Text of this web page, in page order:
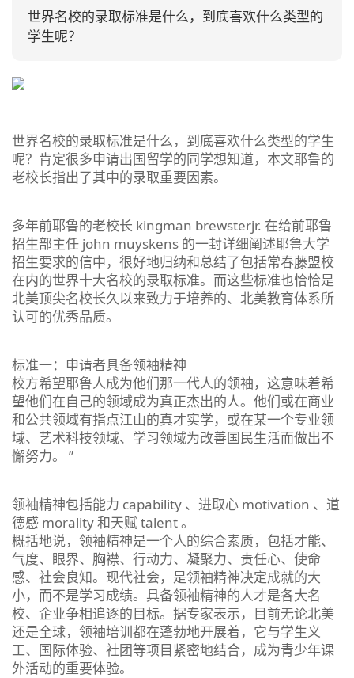
世界名校的录取标准是什么，到底喜欢什么类型的
学生呢？
世界名校的录取标准是什么，到底喜欢什么类型的学生
呢？肯定很多申请出国留学的同学想知道，本文耶鲁的
老校长指出了其中的录取重要因素。
多年前耶鲁的老校长 kingman brewsterjr. 在给前耶鲁
招生部主任 john muyskens 的一封详细阐述耶鲁大学
招生要求的信中，很好地归纳和总结了包括常春藤盟校
在内的世界十大名校的录取标准。而这些标准也恰恰是
北美顶尖名校长久以来致力于培养的、北美教育体系所
认可的优秀品质。
标准一：申请者具备领袖精神
校方希望耶鲁人成为他们那一代人的领袖，这意味着希
望他们在自己的领域成为真正杰出的人。他们或在商业
和公共领域有指点江山的真才实学，或在某一个专业领
域、艺术科技领域、学习领域为改善国民生活而做出不
懈努力。 ”
领袖精神包括能力 capability 、进取心 motivation 、道
德感 morality 和天赋 talent 。
概括地说，领袖精神是一个人的综合素质，包括才能、
气度、眼界、胸襟、行动力、凝聚力、责任心、使命
感、社会良知。现代社会，是领袖精神决定成就的大
小，而不是学习成绩。具备领袖精神的人才是各大名
校、企业争相追逐的目标。据专家表示，目前无论北美
还是全球，领袖培训都在蓬勃地开展着，它与学生义
工、国际体验、社团等项目紧密地结合，成为青少年课
外活动的重要体验。